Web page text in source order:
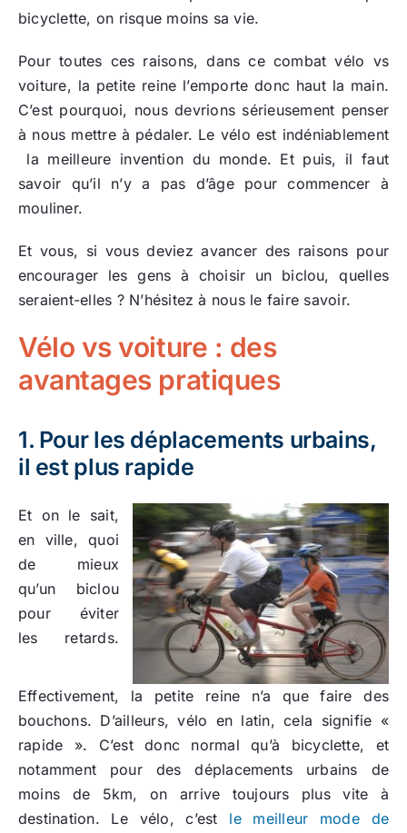
bicyclette, on risque moins sa vie.
Pour toutes ces raisons, dans ce combat vélo vs
voiture, la petite reine l’emporte donc haut la main.
C’est pourquoi, nous devrions sérieusement penser
à nous mettre à pédaler. Le vélo est indéniablement
la meilleure invention du monde. Et puis, il faut
savoir qu’il n’y a pas d’âge pour commencer à
mouliner.
Et vous, si vous deviez avancer des raisons pour
encourager les gens à choisir un biclou, quelles
seraient-elles ? N’hésitez à nous le faire savoir.
Vélo vs voiture : des
avantages pratiques
1. Pour les déplacements urbains,
il est plus rapide
Et on le sait,
en ville, quoi
de mieux
qu’un biclou
pour éviter
les retards.
Effectivement, la petite reine n’a que faire des
bouchons. D’ailleurs, vélo en latin, cela signifie «
rapide ». C’est donc normal qu’à bicyclette, et
notamment pour des déplacements urbains de
moins de 5km, on arrive toujours plus vite à
destination. Le vélo, c’est le meilleur mode de